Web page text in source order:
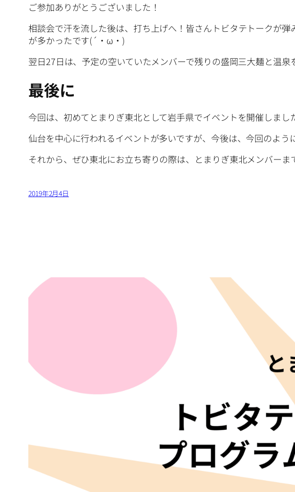
ご参加ありがとうございました！
相談会で汗を流した後は、打ち上げへ！皆さんトビタテトークが
が多かったです(´・ω・)
翌日27日は、予定の空いていたメンバーで残りの盛岡三大麺と温泉
最後に
今回は、初めてとまりぎ東北として岩手県でイベントを開催しまし
仙台を中心に行われるイベントが多いですが、今後は、今回のよ
それから、ぜひ東北にお立ち寄りの際は、とまりぎ東北メンバー
2019年2月4日